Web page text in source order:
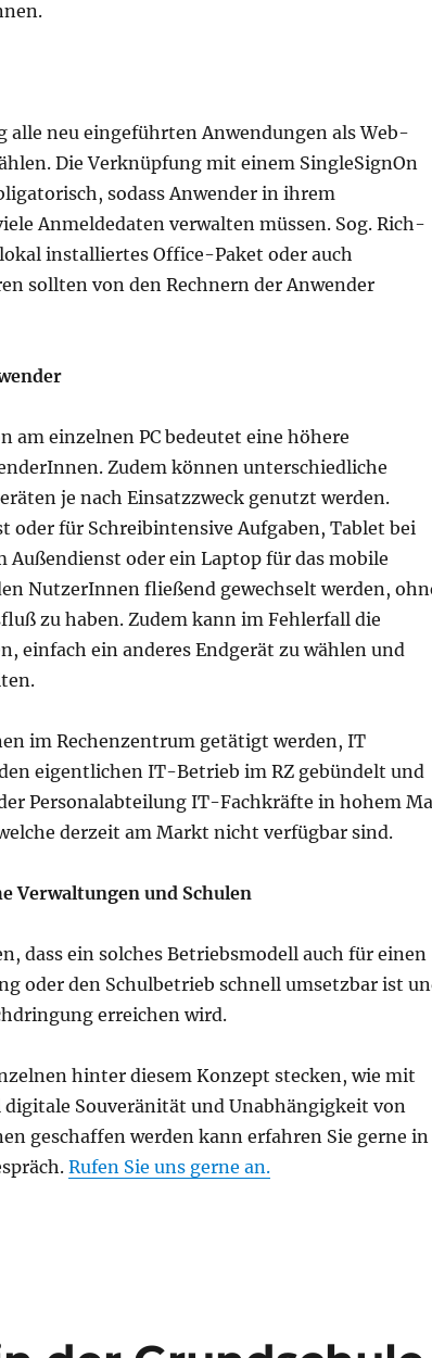
alle neu eingeführten Anwendungen als Web-
Die Verknüpfung mit einem SingleSignOn
sodass Anwender in ihrem
Anmeldedaten verwalten müssen. Sog. Rich-
installiertes Office-Paket oder auch
sollten von den Rechnern der Anwender
am einzelnen PC bedeutet eine höhere
Zudem können unterschiedliche
je nach Einsatzzweck genutzt werden.
oder für Schreibintensive Aufgaben, Tablet bei
Außendienst oder ein Laptop für das mobile
NutzerInnen fließend gewechselt werden,
zu haben. Zudem kann im Fehlerfall die
einfach ein anderes Endgerät zu wählen und
im Rechenzentrum getätigt werden, IT
eigentlichen IT-Betrieb im RZ gebündelt und
Personalabteilung IT-Fachkräfte in hohem
derzeit am Markt nicht verfügbar sind.
Verwaltungen und Schulen
dass ein solches Betriebsmodell auch für einen
oder den Schulbetrieb schnell umsetzbar ist
erreichen wird.
hinter diesem Konzept stecken, wie mit
Souveränität und Unabhängigkeit von
geschaffen werden kann erfahren Sie gerne in
Rufen Sie uns gerne an.